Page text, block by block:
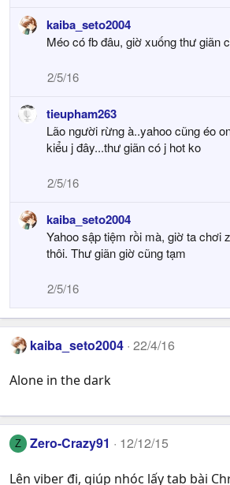
kaiba_seto2004
Méo có fb đâu, giờ xuống thư giãn
2/5/16
tieupham263
Lão người rừng à..yahoo cũng éo
kiểu j đây...thư giãn có j hot ko
2/5/16
kaiba_seto2004
Yahoo sập tiệm rồi mà, giờ ta chơi
thôi. Thư giãn giờ cũng tạm
2/5/16
kaiba_seto2004 22/4/16
Alone in the dark
Z Zero-Crazy91 12/12/15
Lên viber đi, giúp nhóc lấy tab bài